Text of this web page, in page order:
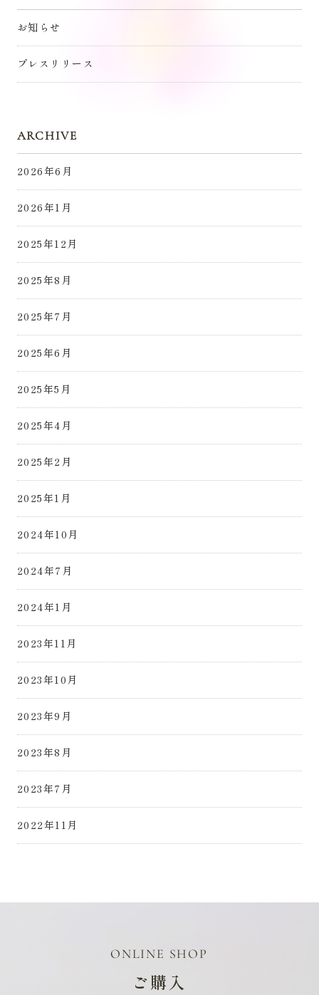
お知らせ
プレスリリース
ARCHIVE
2026年6月
2026年1月
2025年12月
2025年8月
2025年7月
2025年6月
2025年5月
2025年4月
2025年2月
2025年1月
2024年10月
2024年7月
2024年1月
2023年11月
2023年10月
2023年9月
2023年8月
2023年7月
2022年11月
ONLINE SHOP
ご購入